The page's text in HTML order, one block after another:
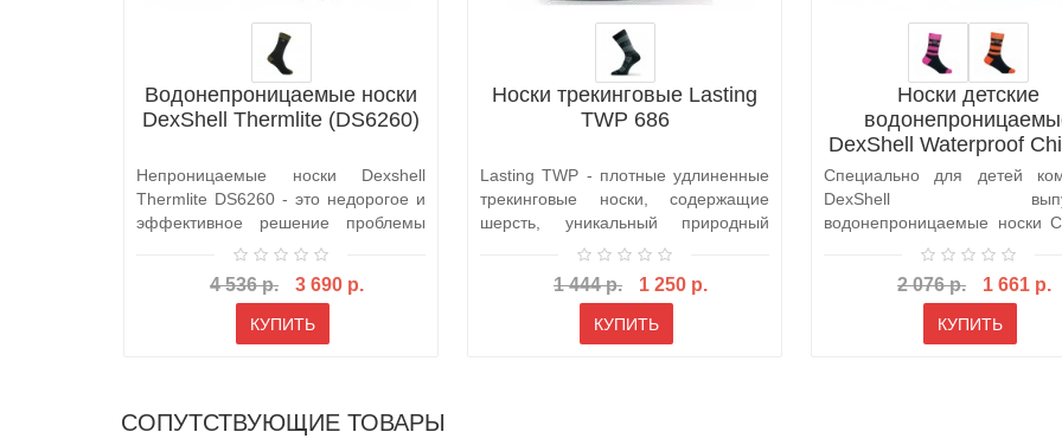
Водонепроницаемые носки
DexShell Thermlite (DS6260)
Непроницаемые носки Dexshell
Thermlite DS6260 - это недорогое и
эффективное решение проблемы
4 536 р. 3 690 р.
КУПИТЬ
Носки трекинговые Lasting
TWP 686
Lasting TWP - плотные удлиненные
трекинговые носки, содержащие
шерсть, уникальный природный
1 444 р. 1 250 р.
КУПИТЬ
Носки детские
DexShell Waterproof
Socks (DS546)
Специально для детей
DexShell
водонепроницаемые носки
Sock. Эта модель н..
2 076 р. 1 661 р.
КУПИТЬ
СОПУТСТВУЮЩИЕ ТОВАРЫ